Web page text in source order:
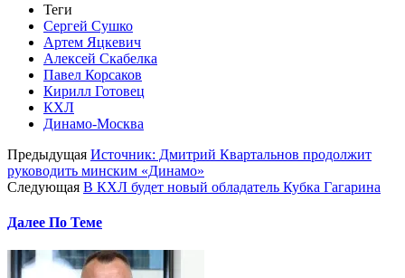
Теги
Сергей Сушко
Артем Яцкевич
Алексей Скабелка
Павел Корсаков
Кирилл Готовец
КХЛ
Динамо-Москва
Предыдущая Источник: Дмитрий Квартальнов продолжит
руководить минским «Динамо»
Следующая В КХЛ будет новый обладатель Кубка Гагарина
Далее По Теме